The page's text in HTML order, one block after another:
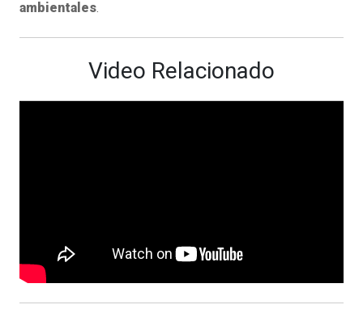
ambientales.
Video Relacionado